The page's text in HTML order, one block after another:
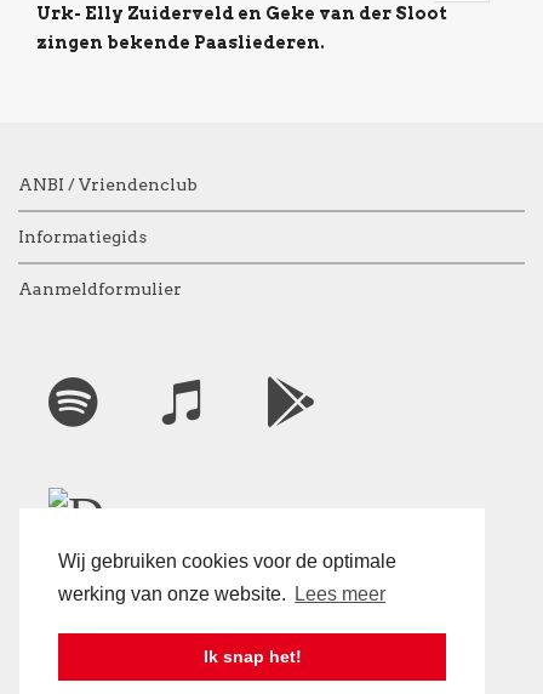
Wij gebruiken cookies voor de optimale
werking van onze website.
Lees meer
Ik snap het!
Urk- Elly Zuiderveld en Geke van der Sloot
zingen bekende Paasliederen.
ANBI / Vriendenclub
Informatiegids
Aanmeldformulier
©2026 Geke's Tiental -Privacyverklaring